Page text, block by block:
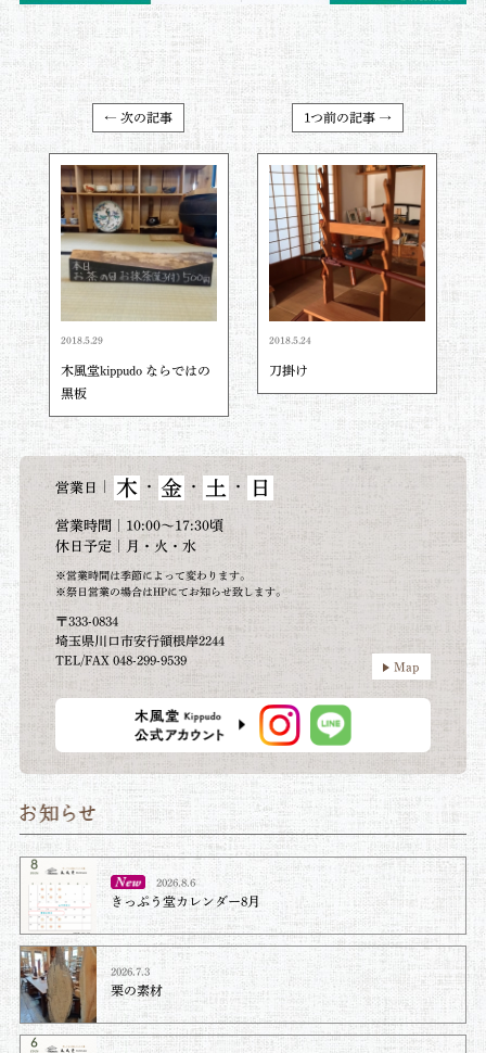
← 次の記事
2018.5.29
木風堂kippudo ならではの
黒板
1つ前の記事 →
2018.5.24
刀掛け
営業日 木 ・ 金 ・ 土 ・ 日
営業時間｜10:00～17:30頃
休日予定｜月・火・水
※営業時間は季節によって変わります。
※祭日営業の場合はHPにてお知らせ致します。
〒333-0834
埼玉県川口市安行領根岸2244
TEL/FAX 048-299-9539
Map
2026.8.6
きっぷう堂カレンダー8月
2026.7.3
栗の素材